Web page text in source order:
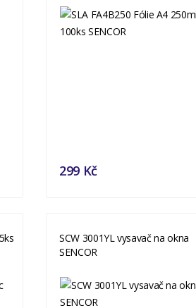
299 Kč
SCW 3001YL vysavač na okna
SENCOR